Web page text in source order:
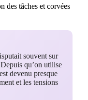
des tâches et corvées
souvent sur
qu’on utilise
devenu presque
et les tensions